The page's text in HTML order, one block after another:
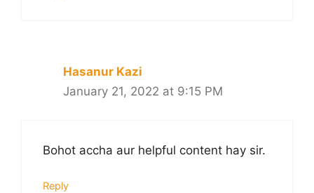
Hasanur Kazi
January 21, 2022 at 9:15 PM
Bohot accha aur helpful content hay sir.
Reply